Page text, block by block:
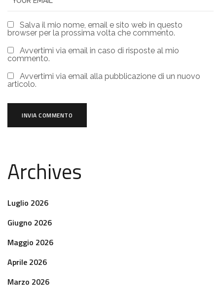
Salva il mio nome, email e sito web in questo
browser per la prossima volta che commento.
Avvertimi via email in caso di risposte al mio
commento.
Avvertimi via email alla pubblicazione di un nuovo
articolo.
Archives
Luglio 2026
Giugno 2026
Maggio 2026
Aprile 2026
Marzo 2026